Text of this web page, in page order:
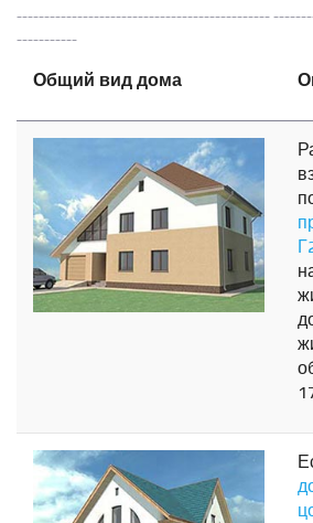
----------------------------------------------
-----------
Общий вид дома